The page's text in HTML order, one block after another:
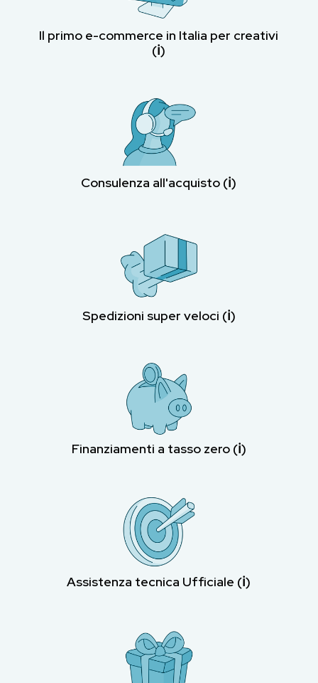
Il primo e-commerce in Italia per creativi
(ℹ︎)
Consulenza all'acquisto (ℹ︎)
Spedizioni super veloci (ℹ︎)
Finanziamenti a tasso zero (ℹ︎)
Assistenza tecnica Ufficiale (ℹ︎)